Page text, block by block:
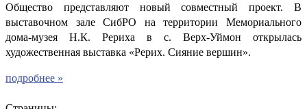
Общество представляют новый совместный проект. В
выставочном зале СибРО на территории Мемориального
дома-музея Н.К. Рериха в с. Верх-Уймон открылась
художественная выставка «Рерих. Сияние вершин».
подробнее »